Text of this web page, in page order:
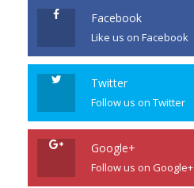
Facebook
Like us on Facebook
Twitter
Follow us on Twitter
Google+
Follow us on Google+